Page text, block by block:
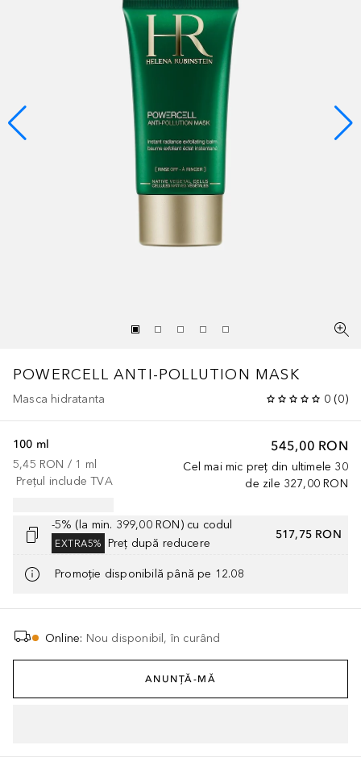
POWERCELL ANTI-POLLUTION MASK
Masca hidratanta 0 (0)
545,00 RON
Cel mai mic preț din ultimele 30
de zile 327,00 RON
100 ml
5,45 RON / 1 ml
Prețul include TVA
-5% (la min. 399,00 RON) cu codul
EXTRA5% Preț după reducere
517,75 RON
Promoție disponibilă până pe 12.08
Online: Nou disponibil, în curând
ANUNȚĂ-MĂ